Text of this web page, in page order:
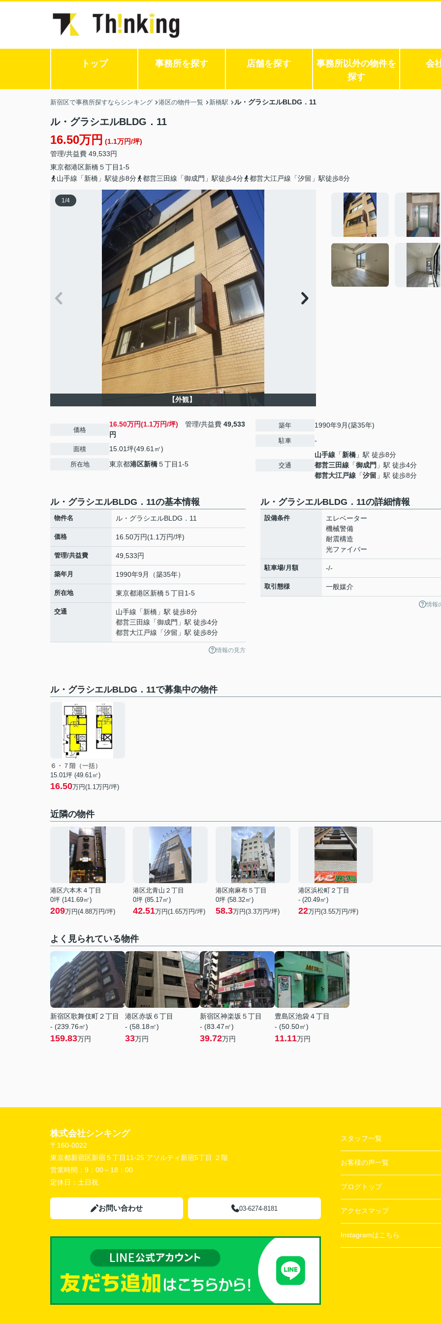
トップ 事務所を探す 店舗を探す
事務所以外の物件を
探す
会
新宿区で事務所探すならシンキング 港区の物件一覧 新橋駅 ル・グラシエルBLDG．11
ル・グラシエルBLDG．11
16.50万円 (1.1万円/坪)
管理/共益費 49,533円
東京都港区新橋５丁目1-5
山手線「新橋」駅徒歩8分
都営三田線「御成門」駅徒歩4分 都営大江戸線「汐留」駅徒歩8分
1/4
【外観】
価格
16.50万円(1.1万円/坪) 管理/共益費 49,533
円
面積 15.01坪(49.61㎡)
所在地 東京都港区新橋５丁目1-5
築年 1990年9月(築35年)
駐車 -
交通
山手線 「新橋 」駅 徒歩8分
都営三田線 「御成門 」駅 徒歩4分
都営大江戸線 「汐留 」駅 徒歩8分
ル・グラシエルBLDG．11の基本情報
物件名 ル・グラシエルBLDG．11
価格 16.50万円(1.1万円/坪)
管理/共益費 49,533円
築年月 1990年9月（築35年）
所在地 東京都港区新橋５丁目1-5
交通 山手線 「新橋 」駅 徒歩8分
都営三田線 「御成門 」駅 徒歩4分
都営大江戸線 「汐留 」駅 徒歩8分
情報の見方
ル・グラシエルBLDG．11の詳細情報
設備条件
エレベーター
機械警備
耐震構造
光ファイバー
駐車場/月額 -/-
取引態様 一般媒介
情報
ル・グラシエルBLDG．11で募集中の物件
６・７階（一括）
15.01坪 (49.61㎡)
16.50万円(1.1万円/坪)
近隣の物件
港区六本木４丁目
0坪 (141.69㎡)
209万円(4.88万円/坪)
港区北青山２丁目
0坪 (85.17㎡)
42.51万円(1.65万円/坪)
港区南麻布５丁目
0坪 (58.32㎡)
58.3万円(3.3万円/坪)
港区浜松町２丁目
- (20.49㎡)
22万円(3.55万円/坪)
よく見られている物件
新宿区歌舞伎町２丁目
- (239.76㎡)
159.83万円
港区赤坂６丁目
- (58.18㎡)
33万円
新宿区神楽坂５丁目
- (83.47㎡)
39.72万円
豊島区池袋４丁目
- (50.50㎡)
11.11万円
株式会社シンキング
〒160-0022
東京都新宿区新宿５丁目11-25 アソルティ新宿5丁目 ２階
営業時間： 9：00～18：00
定休日： 土日祝
お問い合わせ 03-6274-8181
スタッフ一覧
お客様の声一覧
ブログトップ
アクセスマップ
Instagramはこちら